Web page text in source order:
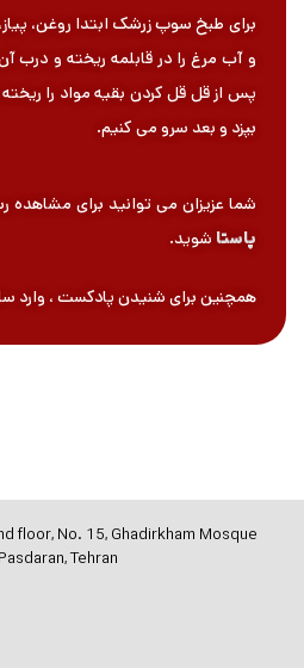
برای طبخ سوپ زرشک ابتدا روغن،
و آب مرغ را در قابلمه ریخته و درب
پس از قل قل کردن بقیه مواد را
بپزد و بعد سرو می کنیم.
شما عزیزان می توانید برای
پاستا شوید.
همچنین برای شنیدن پادکست ، وارد
floor, No. 15, Ghadirkham Mosque
Tehran